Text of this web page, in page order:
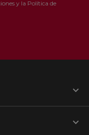
y la Política de

